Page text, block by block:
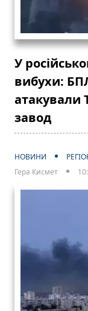
У
вибухи:
атакували
завод
НОВИНИ
Гера Кисмет